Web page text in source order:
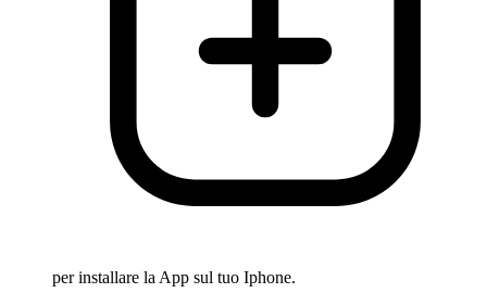
per installare la App sul tuo Iphone.